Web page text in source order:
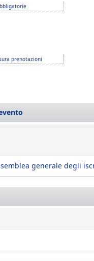
prenotazioni
generale degli